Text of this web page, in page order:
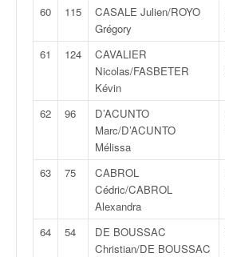
60 115
CASALE Julien/ROYO
Grégory
61 124
CAVALIER
Nicolas/FASBETER
Kévin
62 96
D’ACUNTO
Marc/D’ACUNTO
Mélissa
63 75
CABROL
Cédric/CABROL
Alexandra
64 54
DE BOUSSAC
Christian/DE BOUSSAC